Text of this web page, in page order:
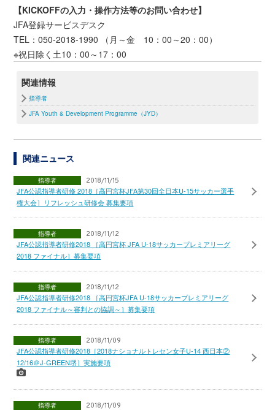
【KICKOFFの入力・操作方法等のお問い合わせ】
JFA登録サービスデスク
TEL：050-2018-1990 （月～金 10：00～20：00）
※祝日除く土10：00～17：00
関連情報
指導者
JFA Youth & Development Programme（JYD）
関連ニュース
指導者 2018/11/15
JFA公認指導者研修 2018［高円宮杯JFA第30回全日本U-15サッカー選手
権大会］リフレッシュ研修会 募集要項
指導者 2018/11/12
JFA公認指導者研修2018 ［高円宮杯 JFA U-18サッカープレミアリーグ
2018 ファイナル］募集要項
指導者 2018/11/12
JFA公認指導者研修2018 ［高円宮杯JFA U-18サッカープレミアリーグ
2018 ファイナル～審判との協調～］募集要項
指導者 2018/11/09
JFA公認指導者研修2018［2018ナショナルトレセン女子U-14 西日本②
12/16＠J-GREEN堺］実施要項
指導者 2018/11/09